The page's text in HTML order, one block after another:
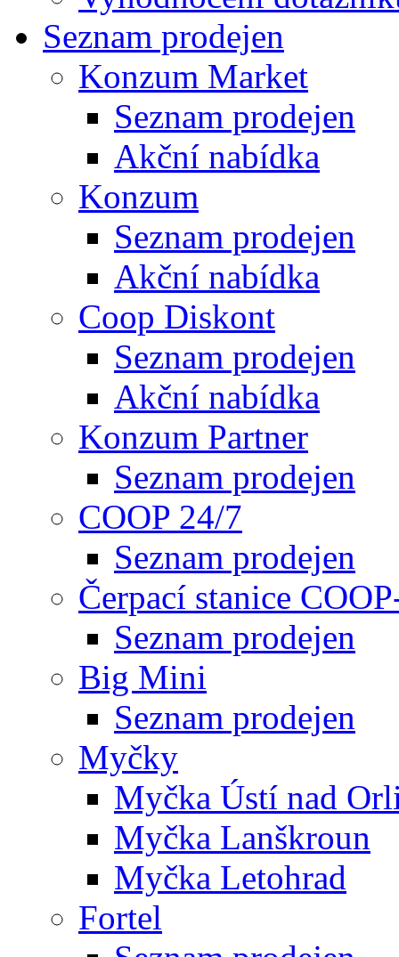
Seznam prodejen
Konzum Market
Seznam prodejen
Akční nabídka
Konzum
Seznam prodejen
Akční nabídka
Coop Diskont
Seznam prodejen
Akční nabídka
Konzum Partner
Seznam prodejen
COOP 24/7
Seznam prodejen
Čerpací stanice
Seznam prodejen
Big Mini
Seznam prodejen
Myčky
Myčka Ústí nad
Myčka Lanškroun
Myčka Letohrad
Fortel